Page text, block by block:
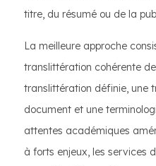
titre, du résumé ou de la
La meilleure approche
translittération cohérente
translittération définie, une
document et une
attentes académiques
à forts enjeux, les services